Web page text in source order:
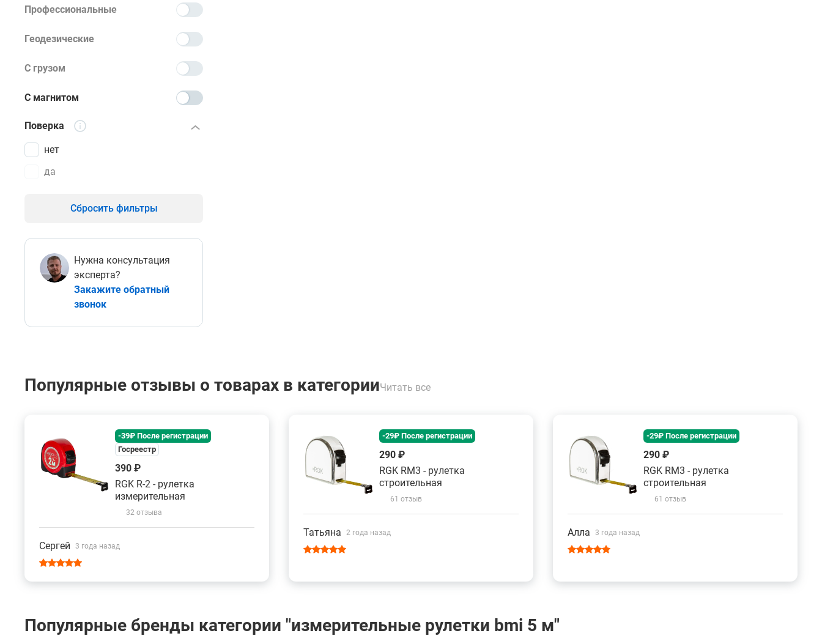
Профессиональные
Геодезические
С грузом
С магнитом
Поверка
нет
да
Сбросить фильтры
Нужна консультация
эксперта?
Закажите обратный
звонок
Популярные отзывы о товарах в категорииЧитать все
-39₽ После регистрации
Госреестр
390 ₽
RGK R-2 - рулетка
измерительная
32 отзыва
Сергей 3 года назад
-29₽ После регистрации
290 ₽
RGK RM3 - рулетка
строительная
61 отзыв
Татьяна 2 года назад
-29₽ После регистрации
290 ₽
RGK RM3 - рулетка
строительная
61 отзыв
Алла 3 года назад
Популярные бренды категории "измерительные рулетки bmi 5 м"